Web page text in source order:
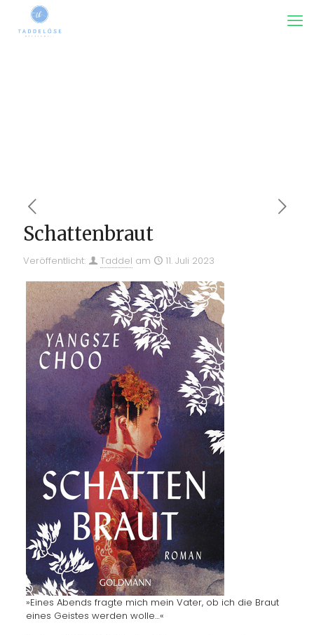
Schattenbraut
Veröffentlicht: Taddel am 11. Juli 2023
»Eines Abends fragte mich mein Vater, ob ich die Braut
eines Geistes werden wolle…«